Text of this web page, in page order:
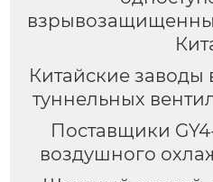
Китайские заводы
туннельных
Поставщики
воздушного